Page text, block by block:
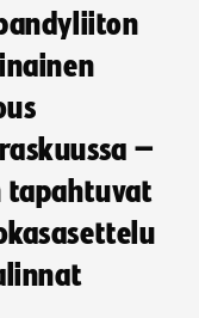
–
tapahtuvat